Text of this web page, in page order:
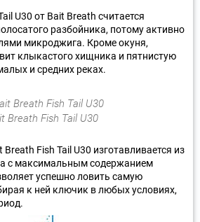
U30 от Bait Breath считается
разбойника, потому активно
микроджига. Кроме окуня,
клыкастого хищника и пятнистую
и средних реках.
Breath Fish Tail U30
Fish Tail U30 изготавливается из
с максимальным содержанием
успешно ловить самую
к ней ключик в любых условиях,